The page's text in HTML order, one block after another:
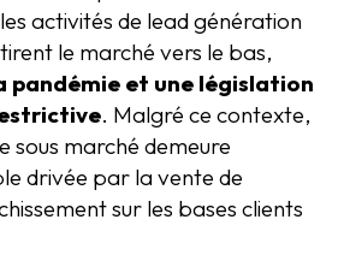
activités de lead génération
le marché vers le bas,
pandémie et une législation
. Malgré ce contexte,
sous marché demeure
drivée par la vente de
sur les bases clients